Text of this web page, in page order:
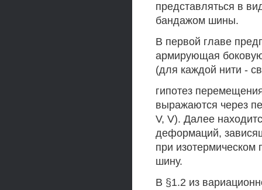
представляться в
бандажом шины.
В первой главе
армирующая
(для каждой нити -
гипотез
выражаются через
V, V). Далее
деформаций,
при
шину.
В §1.2 из